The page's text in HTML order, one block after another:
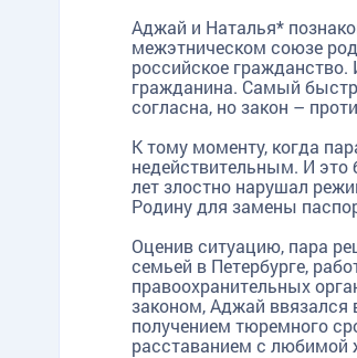
Аджай и Наталья*
межэтническом союзе
российское
гражданина. Самый
согласна, но закон –
К тому моменту, когда
недействительным. И
лет злостно нарушал
Родину для замены
Оценив ситуацию, пара
семьей в Петербурге,
правоохранительных
законом, Аджай ввязался
получением тюремного
расставанием с любимой